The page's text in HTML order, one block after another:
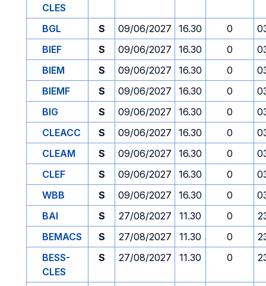
CLES
BGL S 09/06/2027 16.30 0
BIEF
S 09/06/2027 16.30 0
BIEM
S 09/06/2027 16.30 0
BIEMF
S 09/06/2027 16.30 0
BIG
S 09/06/2027 16.30 0
CLEACC
S 09/06/2027 16.30 0
CLEAM
S 09/06/2027 16.30 0
CLEF
S 09/06/2027 16.30 0
WBB
S 09/06/2027 16.30 0
BAI
S 27/08/2027 11.30 0
BEMACS
S 27/08/2027 11.30 0
BESS-
CLES
S 27/08/2027 11.30 0